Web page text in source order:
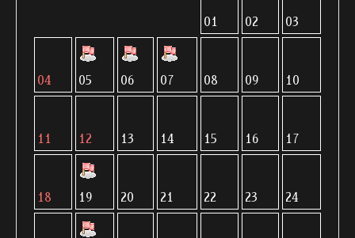
01 02 03
04 05 06 07 08 09 10
11 12 13 14 15 16 17
18 19 20 21 22 23 24